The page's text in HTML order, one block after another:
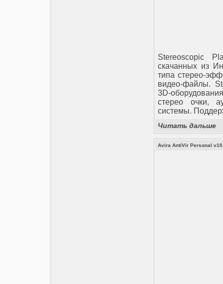
Stereoscopic
скачанных из
типа стерео-
видео-файлы.
3D-
стерео очки,
системы.
Читать дальше
Avira AntiVir Personal